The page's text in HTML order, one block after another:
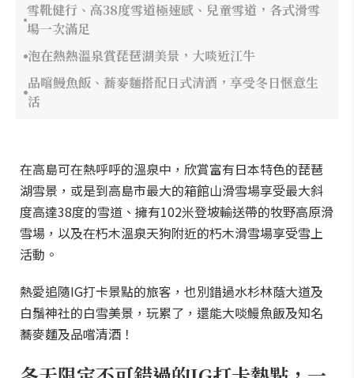
雪靴健行、高38度雪道極速感、兒童雪道，各式滑雪
場一次滿足
泡在熱熱溫泉賞琵琶湖美景，大啖近江牛
品嚐鰻魚飯、蕎麥麵搭配日式清酒，享受冬日愜意生
活
在高島可在熱呼呼的溫泉中，欣賞富有日本特色的琵琶
湖雪景，或是到高島市最大的箱館山滑雪場享受最大斜
度高達38度的雪道、擁有102米登坡輸送帶的牧野高原滑
雪場，以及在朽木溫泉天狗附近的朽木滑雪場享受雪上
活動。
熱愛追隨IG打卡景點的旅客，也別錯過水杉林蔭大道及
白鬚神社的白雪美景，玩累了，還能大啖鰻魚飯及知名
蕎麥麵及品嚐清酒！